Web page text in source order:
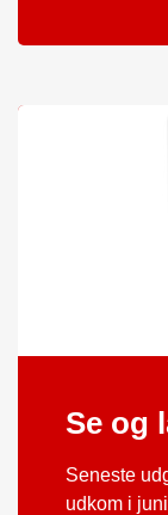
Se og
Seneste
udkom i